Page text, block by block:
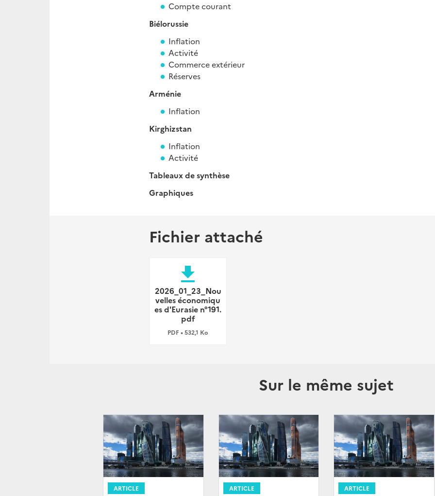
Compte courant
Biélorussie
Inflation
Activité
Commerce extérieur
Réserves
Arménie
Inflation
Kirghizstan
Inflation
Activité
Tableaux de synthèse
Graphiques
Fichier attaché
file_download
2026_01_23_Nou
velles économiqu
es d'Eurasie n°191.
pdf
PDF • 532,1 Ko
Sur le même sujet
ARTICLE ARTICLE ARTICLE